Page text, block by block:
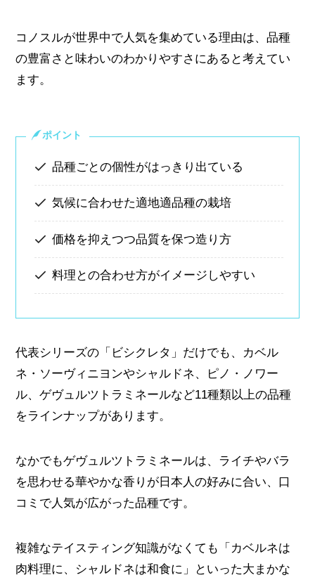
コノスルが世界中で人気を集めている理由は、品種
の豊富さと味わいのわかりやすさにあると考えてい
ます。
ポイント
品種ごとの個性がはっきり出ている
気候に合わせた適地適品種の栽培
価格を抑えつつ品質を保つ造り方
料理との合わせ方がイメージしやすい
代表シリーズの「ビシクレタ」だけでも、カベル
ネ・ソーヴィニヨンやシャルドネ、ピノ・ノワー
ル、ゲヴュルツトラミネールなど11種類以上の品種
をラインナップがあります。
なかでもゲヴュルツトラミネールは、ライチやバラ
を思わせる華やかな香りが日本人の好みに合い、口
コミで人気が広がった品種です。
複雑なテイスティング知識がなくても「カベルネは
肉料理に、シャルドネは和食に」といった大まかな